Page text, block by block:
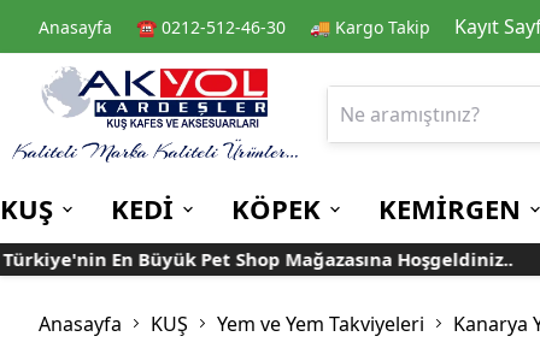
Anasayfa ☎️ 0212-512-46-30 🚚 Kargo Takip Kayıt
KUŞ
Kafes
Muhabbet
Kafes Aksesuarları
Yemlikler
KEDİ
Kedi Kuru Mamalar Kedi Kumları
KÖPEK
Kuru Mamalar Konserve Mamalar
KEMİRGEN
Guinea Pig Yemleri
En Büyük Pet Shop Mağazasına Hoşgeldiniz..
Anasayfa KUŞ Yem ve Yem Takviyeleri Kanarya